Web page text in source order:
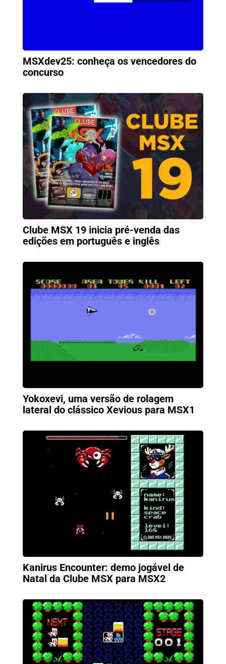
MSXdev25: conheça os vencedores do
concurso
Clube MSX 19 inicia pré-venda das
edições em português e inglês
Yokoxevi, uma versão de rolagem
lateral do clássico Xevious para MSX1
Kanirus Encounter: demo jogável de
Natal da Clube MSX para MSX2